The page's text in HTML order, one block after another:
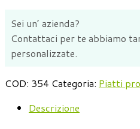
Sei un’ azienda?
Contattaci per te abbiamo
personalizzate.
COD: 354 Categoria: Piatti
Descrizione